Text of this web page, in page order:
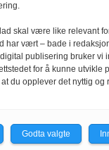
skal være like relevant
har vært – bade i
publisering bruker vi
for å kunne utvikle
du opplever det nyttig og
Godta valgte